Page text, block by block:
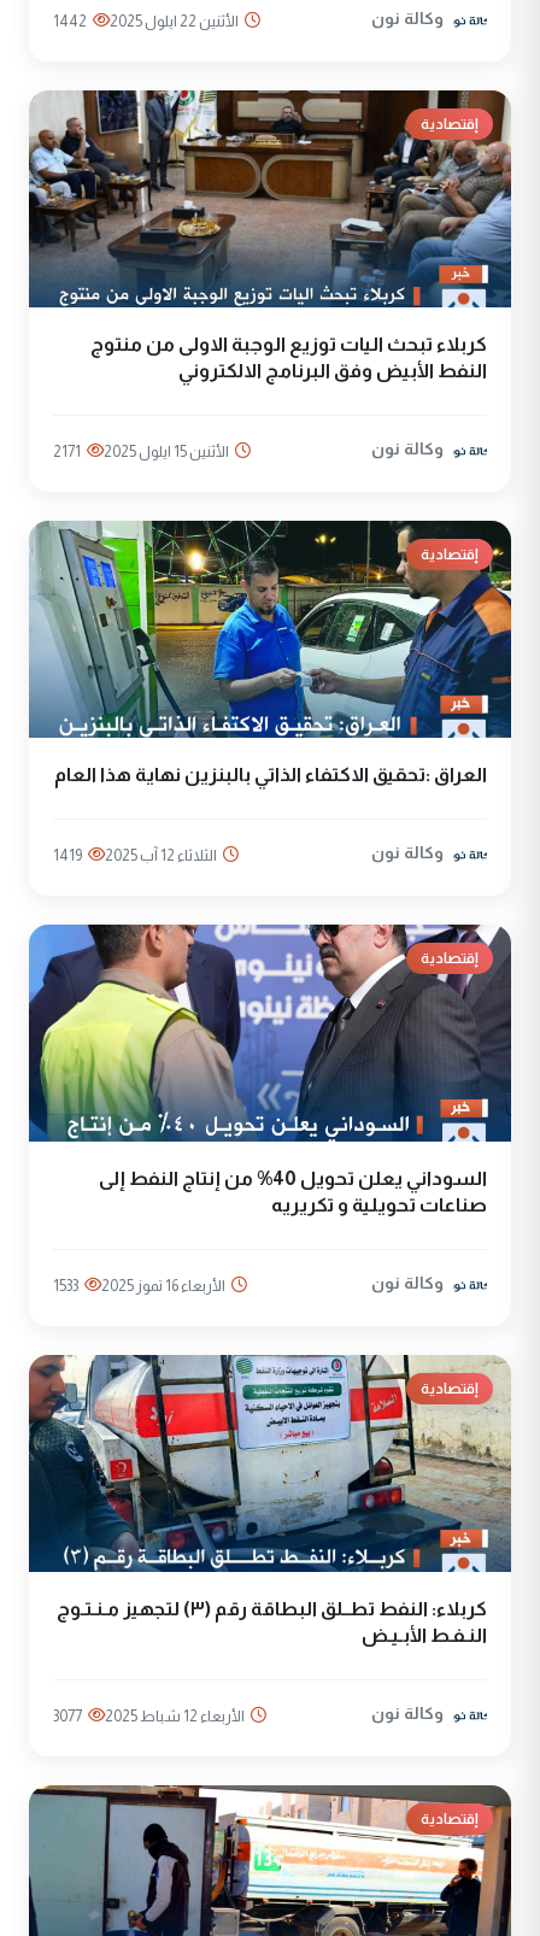
وكالة نون الأثنين 22 ايلول 2025 1442
إقتصادية
كربلاء تبحث اليات توزيع الوجبة الاولى من منتوج
النفط الأبيض وفق البرنامج الالكتروني
وكالة نون الأثنين 15 ايلول 2025 2171
إقتصادية
العراق :تحقيق الاكتفاء الذاتي بالبنزين نهاية هذا العام
وكالة نون الثلاثاء 12 آب 2025 1419
إقتصادية
السوداني يعلن تحويل 40% من إنتاج النفط إلى
صناعات تحويلية و تكريريه
وكالة نون الأربعاء 16 تموز 2025 1533
إقتصادية
كربلاء: النفط تطــلق البطاقة رقم (٣) لتجهيز مـنـتـوج
النـفـط الأبـيـض
وكالة نون الأربعاء 12 شباط 2025 3077
إقتصادية